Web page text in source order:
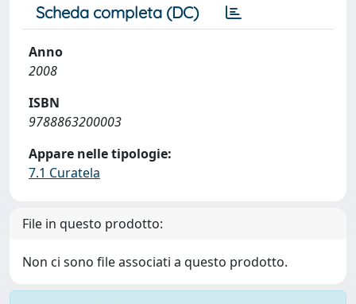
Scheda completa (DC)
Anno
2008
ISBN
9788863200003
Appare nelle tipologie:
7.1 Curatela
File in questo prodotto:
Non ci sono file associati a questo prodotto.